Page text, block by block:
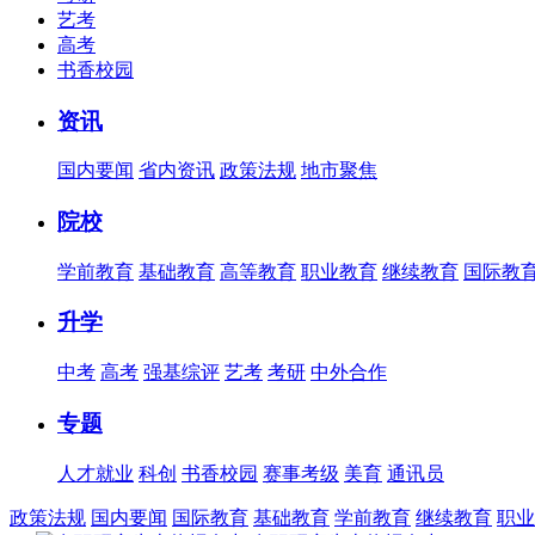
艺考
高考
书香校园
资讯
国内要闻 省内资讯 政策法规 地市聚焦
院校
学前教育 基础教育 高等教育 职业教育 继续教育 国际教
升学
中考 高考 强基综评 艺考 考研 中外合作
专题
人才就业 科创 书香校园 赛事考级 美育 通讯员
政策法规 国内要闻 国际教育 基础教育 学前教育 继续教育 职